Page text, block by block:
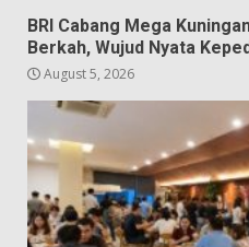
BRI Cabang Mega
Berkah, Wujud Nyata
August 5, 2026